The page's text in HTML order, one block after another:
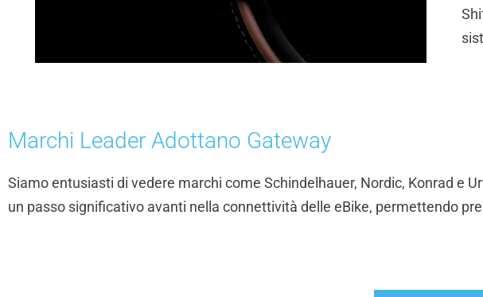
Marchi Leader Adottano Gateway
Siamo entusiasti di vedere marchi come Schindelhauer, Nordic, Konrad e
un passo significativo avanti nella connettività delle eBike, permettendo